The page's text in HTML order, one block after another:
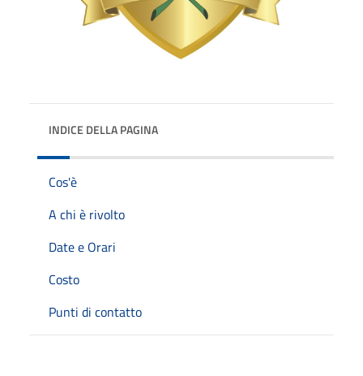
INDICE DELLA PAGINA
Cos'è
A chi è rivolto
Date e Orari
Costo
Punti di contatto